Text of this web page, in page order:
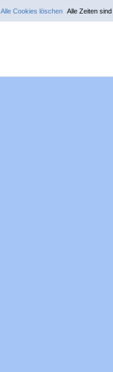
Alle Zeiten sind
Alle Cookies löschen